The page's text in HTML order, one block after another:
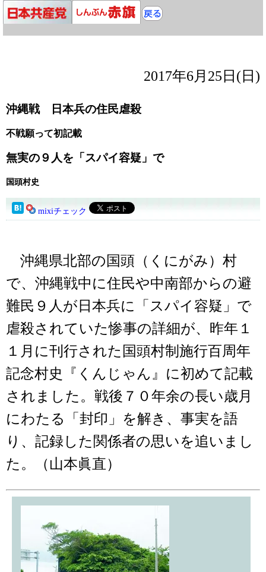
2017年6月25日(日)
沖縄戦 日本兵の住民虐殺
不戦願って初記載
無実の９人を「スパイ容疑」で
国頭村史
mixiチェック
沖縄県北部の国頭（くにがみ）村
で、沖縄戦中に住民や中南部からの避
難民９人が日本兵に「スパイ容疑」で
虐殺されていた惨事の詳細が、昨年１
１月に刊行された国頭村制施行百周年
記念村史『くんじゃん』に初めて記載
されました。戦後７０年余の長い歳月
にわたる「封印」を解き、事実を語
り、記録した関係者の思いを追いまし
た。（山本眞直）